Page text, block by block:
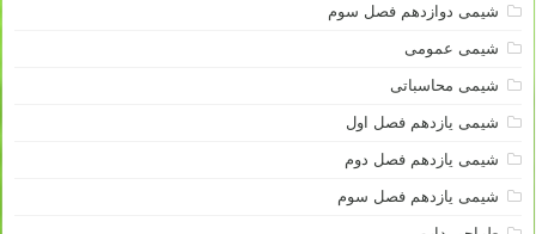
شیمی دوازدهم فصل سوم
شیمی عمومی
شیمی محاسباتی
شیمی یازدهم فصل اول
شیمی یازدهم فصل دوم
شیمی یازدهم فصل سوم